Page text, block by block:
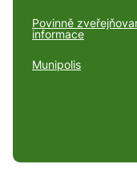
Povinně
informace
Munipolis